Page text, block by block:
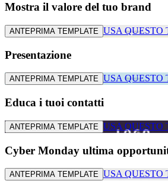
Mostra il valore del tuo brand
ANTEPRIMA TEMPLATE USA QUESTO
Presentazione
ANTEPRIMA TEMPLATE USA QUESTO
Educa i tuoi contatti
ANTEPRIMA TEMPLATE USA QUESTO
Cyber Monday ultima
ANTEPRIMA TEMPLATE USA QUESTO